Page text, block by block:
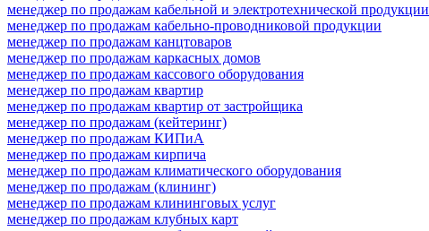
менеджер по продажам кабельной и электротехнической продукции
менеджер по продажам кабельно-проводниковой продукции
менеджер по продажам канцтоваров
менеджер по продажам каркасных домов
менеджер по продажам кассового оборудования
менеджер по продажам квартир
менеджер по продажам квартир от застройщика
менеджер по продажам (кейтеринг)
менеджер по продажам КИПиА
менеджер по продажам кирпича
менеджер по продажам климатического оборудования
менеджер по продажам (клининг)
менеджер по продажам клининговых услуг
менеджер по продажам клубных карт